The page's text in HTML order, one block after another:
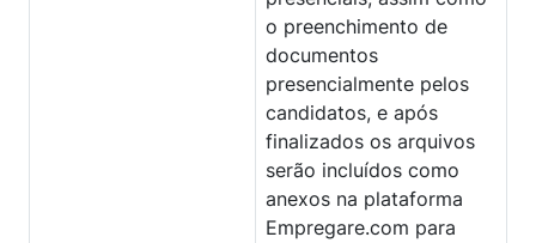
o preenchimento de
documentos
presencialmente pelos
candidatos, e após
finalizados os arquivos
serão incluídos como
anexos na plataforma
Empregare.com para